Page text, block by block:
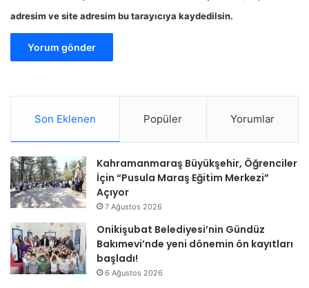
adresim ve site adresim bu tarayıcıya kaydedilsin.
Son Eklenen Popüler Yorumlar
Kahramanmaraş Büyükşehir, Öğrenciler
İçin “Pusula Maraş Eğitim Merkezi”
Açıyor
7 Ağustos 2026
Onikişubat Belediyesi’nin Gündüz
Bakımevi’nde yeni dönemin ön kayıtları
başladı!
6 Ağustos 2026